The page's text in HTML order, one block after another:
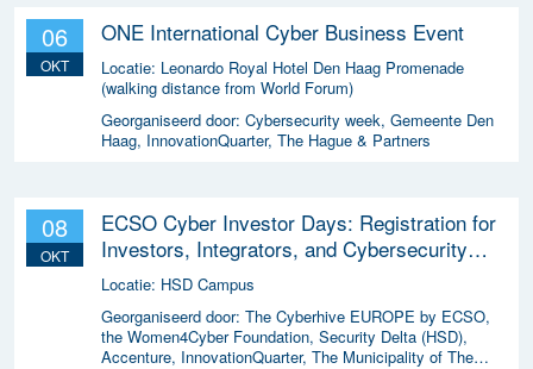
06
OKT
ONE International Cyber Business Event
Locatie: Leonardo Royal Hotel Den Haag Promenade
(walking distance from World Forum)
Georganiseerd door: Cybersecurity week, Gemeente Den
Haag, InnovationQuarter, The Hague & Partners
08
OKT
ECSO Cyber Investor Days: Registration for
Investors, Integrators, and Cybersecurity
Enthusiasts 2026
Locatie: HSD Campus
Georganiseerd door: The Cyberhive EUROPE by ECSO,
the Women4Cyber Foundation, Security Delta (HSD),
Accenture, InnovationQuarter, The Municipality of The